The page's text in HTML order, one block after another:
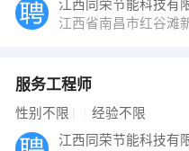
江西同荣节能科技有
江西省南昌市红谷滩
服务工程师
性别不限 经验不限
江西同荣节能科技有